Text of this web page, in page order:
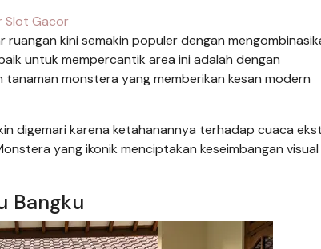
Slot Gacor
kini semakin populer dengan
untuk mempercantik area ini adalah dengan
tanaman monstera yang memberikan kesan modern
digemari karena ketahanannya terhadap cuaca
yang ikonik menciptakan keseimbangan
Bangku